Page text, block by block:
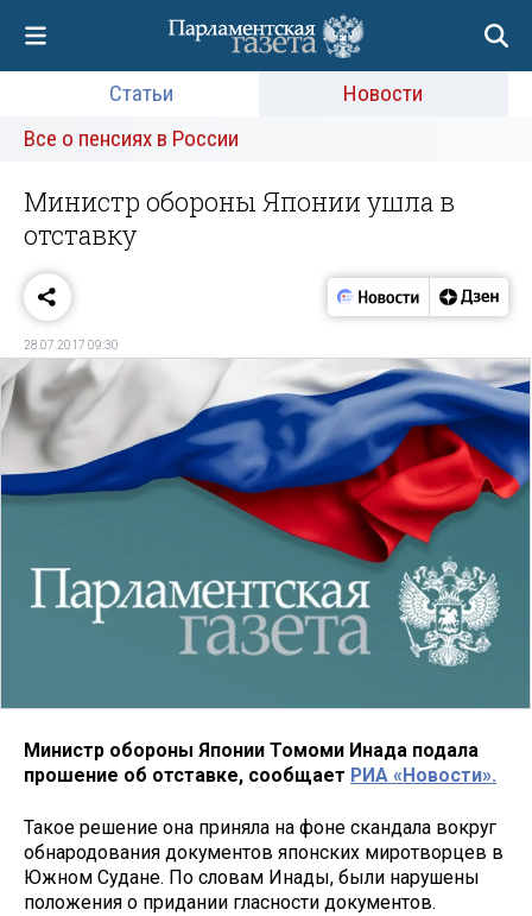
Статьи
Новости
Все о пенсиях в России
Министр обороны Японии ушла в
отставку
28.07.2017 09:30
Министр обороны Японии Томоми Инада подала
прошение об отставке, сообщает РИА «Новости».
Такое решение она приняла на фоне скандала вокруг
обнародования документов японских миротворцев в
Южном Судане. По словам Инады, были нарушены
положения о придании гласности документов.